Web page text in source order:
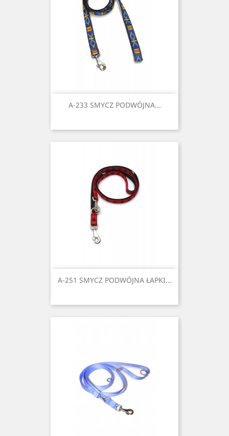
A-233 SMYCZ PODWÓJNA...
A-251 SMYCZ PODWÓJNA ŁAPKI...